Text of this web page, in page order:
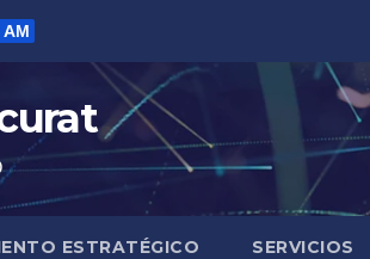
ESTRATÉGICO SERVICIOS